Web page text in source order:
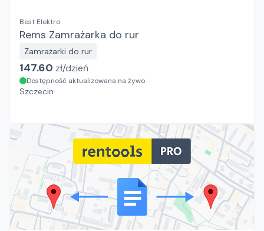
Best Elektro
Rems Zamrażarka do rur
Zamrażarki do rur
147.60 zł/dzień
Dostępność aktualizowana na żywo
Szczecin